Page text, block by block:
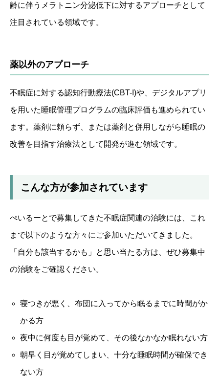
齢に伴うメラトニン分泌低下に対するアプローチとして
注目されている領域です。
薬以外のアプローチ
不眠症に対する認知行動療法(CBT-I)や、デジタルアプリ
を用いた睡眠管理プログラムの臨床評価も進められてい
ます。薬剤に頼らず、または薬剤と併用しながら睡眠の
改善を目指す治療法として開発が進む領域です。
こんな方が参加されています
ぺいるーとで募集してきた不眠症関連の治験には、これ
まで以下のような方々にご参加いただいてきました。
「自分も該当するかも」と思い当たる方は、ぜひ募集中
の治験をご確認ください。
寝つきが悪く、布団に入ってから眠るまでに時間がか
かる方
夜中に何度も目が覚めて、その後なかなか眠れない方
朝早く目が覚めてしまい、十分な睡眠時間が確保でき
ない方